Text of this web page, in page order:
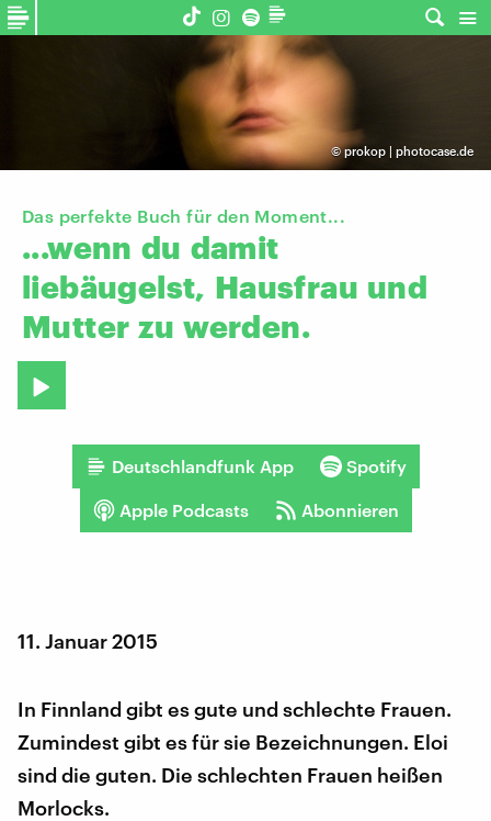
©prokop | photocase.de
Das perfekte Buch für den Moment...
...wenn du damit
liebäugelst, Hausfrau und
Mutter zu werden.
Deutschlandfunk App Spotify
Apple Podcasts Abonnieren
11. Januar 2015
In Finnland gibt es gute und schlechte Frauen.
Zumindest gibt es für sie Bezeichnungen. Eloi
sind die guten. Die schlechten Frauen heißen
Morlocks.